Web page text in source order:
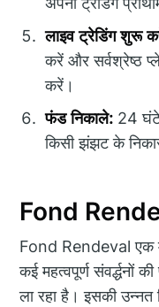
लाइव ट्रेडिंग शुरू
करें और सर्वश्रेष्ठ
करें।
फंड निकाले: 24 घंटे
किसी झंझट के
Fond
Fond Rendeval एक
कई महत्वपूर्ण संवर्द्धनों
ला रहा है। इसकी उन्नत